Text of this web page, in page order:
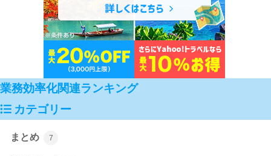
業務効率化関連ランキング
カテゴリー
まとめ 7